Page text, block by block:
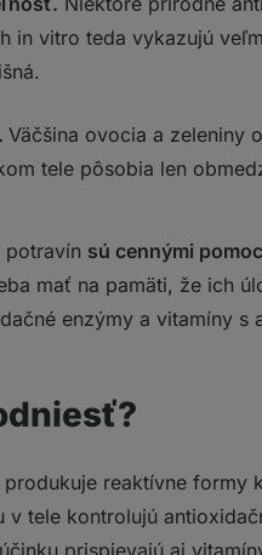
in vitro teda vykazujú
Väčšina ovocia a zeleniny
tele pôsobia len
potravín sú cennými
mať na pamäti, že ich
enzýmy a vitamíny s
reaktívne
v tele kontrolujú
prispievajú aj